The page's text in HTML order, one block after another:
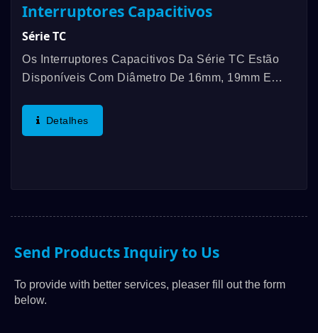
Interruptores Capacitivos
Série TC
Os Interruptores Capacitivos Da Série TC Estão
Disponíveis Com Diâmetro De 16mm, 19mm E
Entre -20℃ E 65℃. As Características Distintas
São Força De Acionamento...
Detalhes